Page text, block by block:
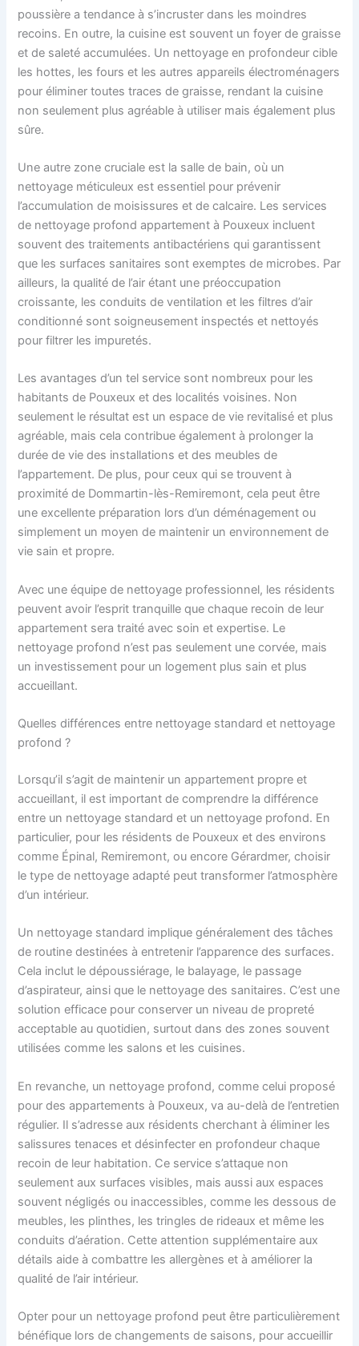
poussière a tendance à s’incruster dans les moindres
recoins. En outre, la cuisine est souvent un foyer de graisse
et de saleté accumulées. Un nettoyage en profondeur cible
les hottes, les fours et les autres appareils électroménagers
pour éliminer toutes traces de graisse, rendant la cuisine
non seulement plus agréable à utiliser mais également plus
sûre.
Une autre zone cruciale est la salle de bain, où un
nettoyage méticuleux est essentiel pour prévenir
l’accumulation de moisissures et de calcaire. Les services
de nettoyage profond appartement à Pouxeux incluent
souvent des traitements antibactériens qui garantissent
que les surfaces sanitaires sont exemptes de microbes. Par
ailleurs, la qualité de l’air étant une préoccupation
croissante, les conduits de ventilation et les filtres d’air
conditionné sont soigneusement inspectés et nettoyés
pour filtrer les impuretés.
Les avantages d’un tel service sont nombreux pour les
habitants de Pouxeux et des localités voisines. Non
seulement le résultat est un espace de vie revitalisé et plus
agréable, mais cela contribue également à prolonger la
durée de vie des installations et des meubles de
l’appartement. De plus, pour ceux qui se trouvent à
proximité de Dommartin-lès-Remiremont, cela peut être
une excellente préparation lors d’un déménagement ou
simplement un moyen de maintenir un environnement de
vie sain et propre.
Avec une équipe de nettoyage professionnel, les résidents
peuvent avoir l’esprit tranquille que chaque recoin de leur
appartement sera traité avec soin et expertise. Le
nettoyage profond n’est pas seulement une corvée, mais
un investissement pour un logement plus sain et plus
accueillant.
Quelles différences entre nettoyage standard et nettoyage
profond ?
Lorsqu’il s’agit de maintenir un appartement propre et
accueillant, il est important de comprendre la différence
entre un nettoyage standard et un nettoyage profond. En
particulier, pour les résidents de Pouxeux et des environs
comme Épinal, Remiremont, ou encore Gérardmer, choisir
le type de nettoyage adapté peut transformer l’atmosphère
d’un intérieur.
Un nettoyage standard implique généralement des tâches
de routine destinées à entretenir l’apparence des surfaces.
Cela inclut le dépoussiérage, le balayage, le passage
d’aspirateur, ainsi que le nettoyage des sanitaires. C’est une
solution efficace pour conserver un niveau de propreté
acceptable au quotidien, surtout dans des zones souvent
utilisées comme les salons et les cuisines.
En revanche, un nettoyage profond, comme celui proposé
pour des appartements à Pouxeux, va au-delà de l’entretien
régulier. Il s’adresse aux résidents cherchant à éliminer les
salissures tenaces et désinfecter en profondeur chaque
recoin de leur habitation. Ce service s’attaque non
seulement aux surfaces visibles, mais aussi aux espaces
souvent négligés ou inaccessibles, comme les dessous de
meubles, les plinthes, les tringles de rideaux et même les
conduits d’aération. Cette attention supplémentaire aux
détails aide à combattre les allergènes et à améliorer la
qualité de l’air intérieur.
Opter pour un nettoyage profond peut être particulièrement
bénéfique lors de changements de saisons, pour accueillir